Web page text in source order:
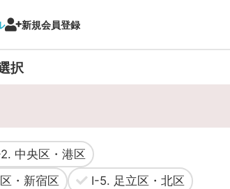
新規会員登録
択
2. 中央区・港区
・新宿区
Ⅰ-5. 足立区・北区